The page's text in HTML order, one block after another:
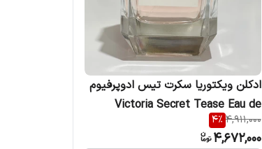
ادکلن ویکتوریا سکرت تیس ادوپرفیوم
Victoria Secret Tease Eau de
Parfum 2020 زنانه
4,911,000
4%
4,672,000